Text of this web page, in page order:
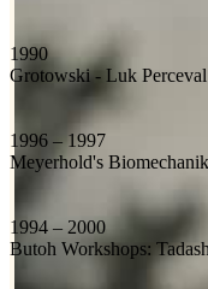
1990
Grotowski - Luk Perceval
1996 – 1997
Meyerhold's
1994 – 2000
Butoh Workshops: